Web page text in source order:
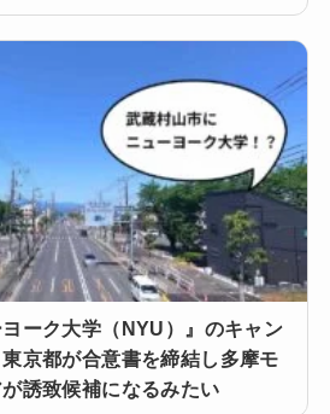
ーク大学（NYU）』のキャン
京都が合意書を締結し多摩モ
誘致候補になるみたい